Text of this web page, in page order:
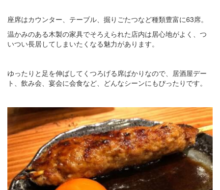
座席はカウンター、テーブル、掘りごたつなど種類豊富に63席。
温かみのある木製の家具でそろえられた店内は居心地がよく、つ
いつい長居してしまいたくなる魅力があります。
ゆったりと足を伸ばしてくつろげる席ばかりなので、居酒屋デー
ト、飲み会、宴会に会食など、どんなシーンにもぴったりです。